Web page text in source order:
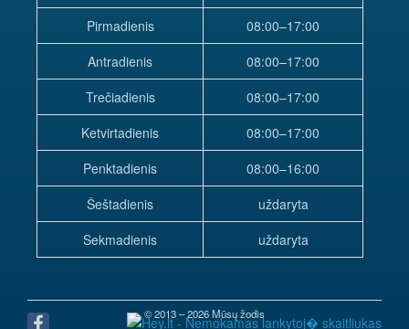
Pirmadienis
08:00–17:00
Antradienis
08:00–17:00
Trečiadienis
08:00–17:00
Ketvirtadienis
08:00–17:00
Penktadienis
08:00–16:00
Šeštadienis
uždaryta
Sekmadienis
uždaryta
© 2013 – 2026 Mūsų žodis